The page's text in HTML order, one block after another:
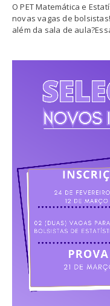
O PET Matemática e
novas vagas de
além da sala de